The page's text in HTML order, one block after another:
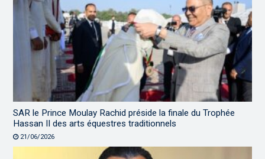
SAR le Prince Moulay Rachid préside la finale du Trophée
Hassan II des arts équestres traditionnels
21/06/2026